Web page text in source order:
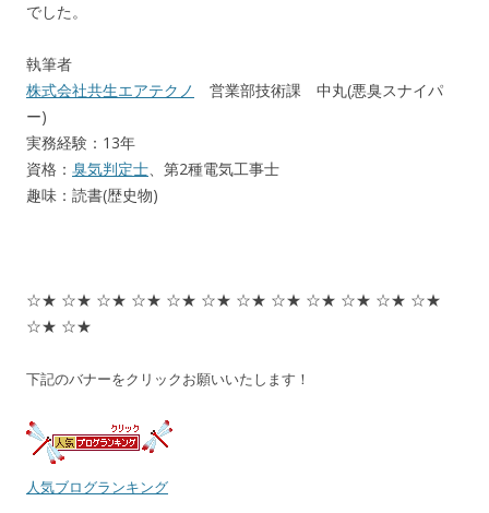
でした。
執筆者
株式会社共生エアテクノ
営業部技術課 中丸(悪臭スナイパ
ー)
実務経験：13年
資格： 臭気判定士、第2種電気工事士
趣味：読書(歴史物)
☆★ ☆★ ☆★ ☆★ ☆★ ☆★ ☆★ ☆★ ☆★ ☆★ ☆★ ☆★
☆★ ☆★
下記のバナーをクリックお願いいたします！
人気ブログランキング